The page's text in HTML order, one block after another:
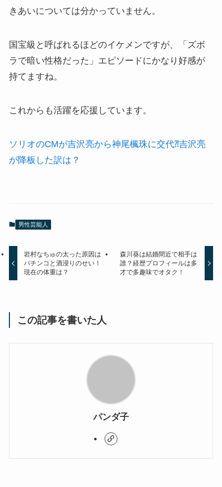
きあいについては分かっていません。
国宝級と呼ばれるほどのイケメンですが、「ズボ
ラで暗い性格だった」エピソードにかなり好感が
持てますね。
これからも活躍を応援しています。
ソリオのCMが吉沢亮から神尾楓珠に交代⁈吉沢亮
が降板した訳は？
男性芸能人
岩村なちゅの太った原因は
パチンコと酒浸りのせい！
現在の体重は？
森川葵は結婚間近で相手は
誰？経歴プロフィールは多
才で多趣味でオタク！
この記事を書いた人
パンダ子